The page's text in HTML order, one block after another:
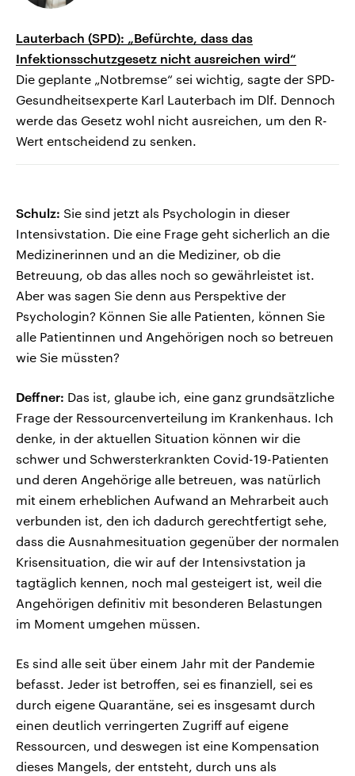
Lauterbach (SPD): „Befürchte, dass das
Infektionsschutzgesetz nicht ausreichen wird“
Die geplante „Notbremse“ sei wichtig, sagte der SPD-
Gesundheitsexperte Karl Lauterbach im Dlf. Dennoch
werde das Gesetz wohl nicht ausreichen, um den R-
Wert entscheidend zu senken.
Schulz: Sie sind jetzt als Psychologin in dieser
Intensivstation. Die eine Frage geht sicherlich an die
Medizinerinnen und an die Mediziner, ob die
Betreuung, ob das alles noch so gewährleistet ist.
Aber was sagen Sie denn aus Perspektive der
Psychologin? Können Sie alle Patienten, können Sie
alle Patientinnen und Angehörigen noch so betreuen
wie Sie müssten?
Deffner: Das ist, glaube ich, eine ganz grundsätzliche
Frage der Ressourcenverteilung im Krankenhaus. Ich
denke, in der aktuellen Situation können wir die
schwer und Schwersterkrankten Covid-19-Patienten
und deren Angehörige alle betreuen, was natürlich
mit einem erheblichen Aufwand an Mehrarbeit auch
verbunden ist, den ich dadurch gerechtfertigt sehe,
dass die Ausnahmesituation gegenüber der normalen
Krisensituation, die wir auf der Intensivstation ja
tagtäglich kennen, noch mal gesteigert ist, weil die
Angehörigen definitiv mit besonderen Belastungen
im Moment umgehen müssen.
Es sind alle seit über einem Jahr mit der Pandemie
befasst. Jeder ist betroffen, sei es finanziell, sei es
durch eigene Quarantäne, sei es insgesamt durch
einen deutlich verringerten Zugriff auf eigene
Ressourcen, und deswegen ist eine Kompensation
dieses Mangels, der entsteht, durch uns als